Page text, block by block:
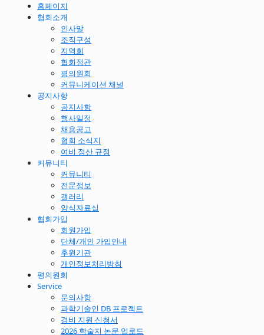
홈페이지
협회소개
인사말
조직구성
지역회
협회정관
평의원회
커뮤니케이션 채널
공지사항
공지사항
행사일정
채용공고
협회 소식지
여비 정산 규정
커뮤니티
커뮤니티
전문정보
갤러리
양식자료실
협회가입
회원가입
단체/개인 가입안내
후원기관
개인정보처리방침
평의원회
Service
문의사항
과학기술인 DB 프로젝트
경비 지원 신청서
2026 학술지 논문 업로드